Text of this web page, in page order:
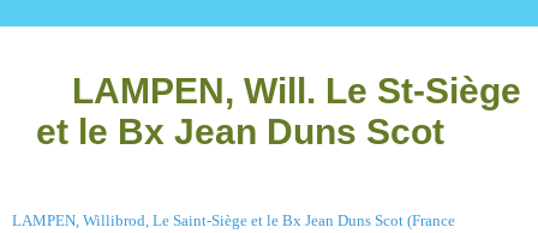
LAMPEN, Will. Le St-Siège
et le Bx Jean Duns Scot
LAMPEN, Willibrod, Le Saint-Siège et le Bx Jean Duns Scot (France